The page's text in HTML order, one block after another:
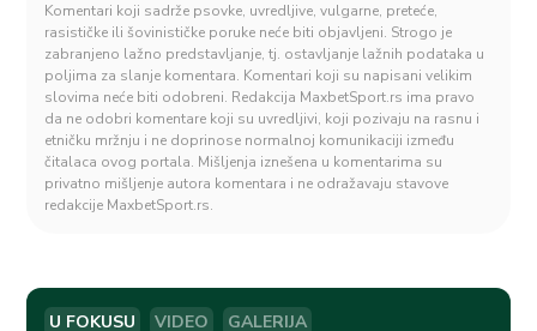
Komentari koji sadrže psovke, uvredljive, vulgarne, preteće,
rasističke ili šovinističke poruke neće biti objavljeni. Strogo je
zabranjeno lažno predstavljanje, tj. ostavljanje lažnih podataka u
poljima za slanje komentara. Komentari koji su napisani velikim
slovima neće biti odobreni. Redakcija MaxbetSport.rs ima pravo
da ne odobri komentare koji su uvredljivi, koji pozivaju na rasnu i
etničku mržnju i ne doprinose normalnoj komunikaciji između
čitalaca ovog portala. Mišljenja iznešena u komentarima su
privatno mišljenje autora komentara i ne odražavaju stavove
redakcije MaxbetSport.rs.
U FOKUSU VIDEO GALERIJA